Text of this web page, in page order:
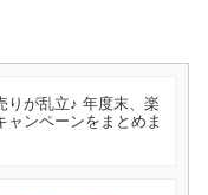
りが乱立♪ 年度末、楽
ャンペーンをまとめま